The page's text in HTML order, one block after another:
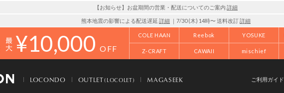
【お知らせ】お盆期間の営業・配送についてのご案内 詳細
熊本地震の影響による配送遅延 詳細 ｜7/30 (木) 14時〜 送料改訂詳細
¥10,000 OFF
COLE HAAN Reebok YOSUKE
Z-CRAFT CAWAII mischief
LOCONDO OUTLET(LOCOLET) MAGASEEK ご利用ガイド